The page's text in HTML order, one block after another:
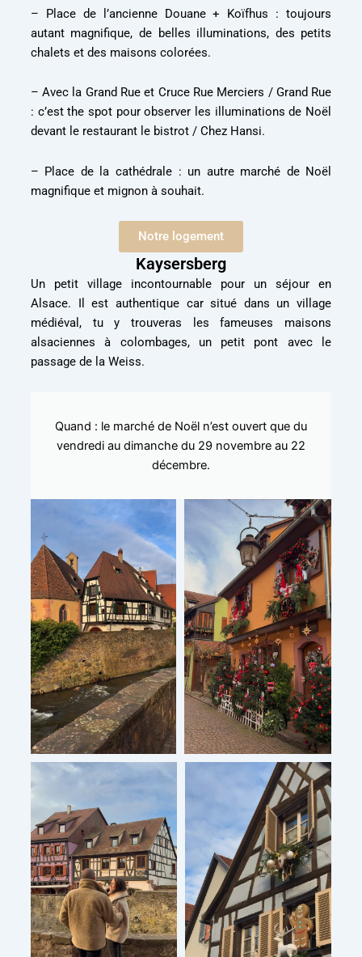
– Place de l’ancienne Douane + Koïfhus : toujours
autant magnifique, de belles illuminations, des petits
chalets et des maisons colorées.
– Avec la Grand Rue et Cruce Rue Merciers / Grand Rue
: c’est the spot pour observer les illuminations de Noël
devant le restaurant le bistrot / Chez Hansi.
– Place de la cathédrale : un autre marché de Noël
magnifique et mignon à souhait.
Notre logement
Kaysersberg
Un petit village incontournable pour un séjour en
Alsace. Il est authentique car situé dans un village
médiéval, tu y trouveras les fameuses maisons
alsaciennes à colombages, un petit pont avec le
passage de la Weiss.
Quand : le marché de Noël n’est ouvert que du
vendredi au dimanche du 29 novembre au 22
décembre.